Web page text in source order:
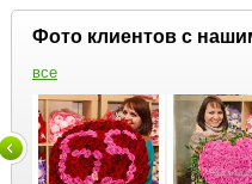
Фото клиентов с
все